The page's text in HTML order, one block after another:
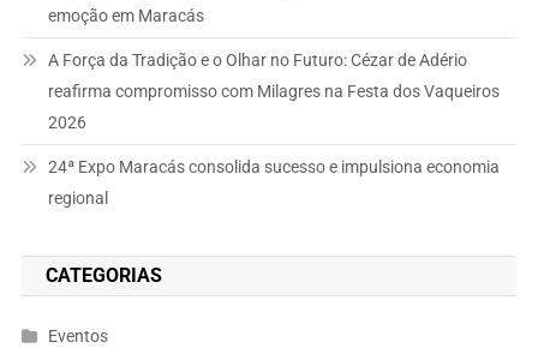
emoção em Maracás
A Força da Tradição e o Olhar no Futuro: Cézar de Adério
reafirma compromisso com Milagres na Festa dos Vaqueiros
2026
24ª Expo Maracás consolida sucesso e impulsiona economia
regional
CATEGORIAS
Eventos